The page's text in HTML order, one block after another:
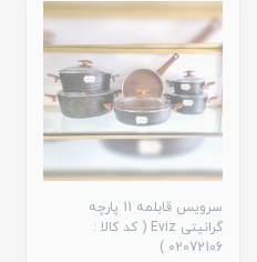
سرویس قابلمه 11 پارچه
گرانیتی Eviz ( کد کالا :
02072106 )